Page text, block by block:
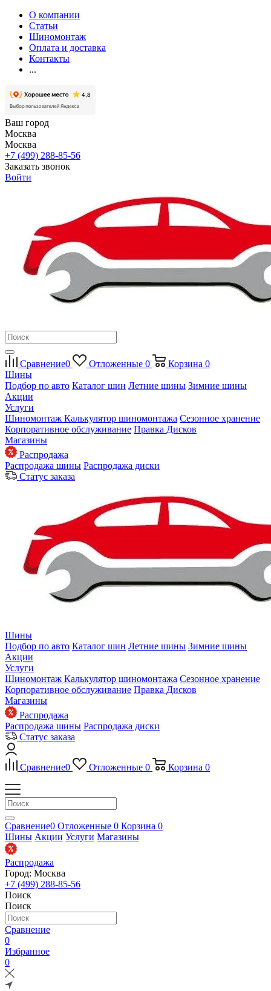
О компании
Статьи
Шиномонтаж
Оплата и доставка
Контакты
...
Ваш город
Москва
Москва
+7 (499) 288-85-56
Заказать звонок
Войти
Сравнение0 Отложенные 0 Корзина 0
Шины
Подбор по авто Каталог шин Летние шины Зимние шины
Акции
Услуги
Шиномонтаж Калькулятор шиномонтажа Сезонное хранение
Корпоративное обслуживание Правка Дисков
Магазины
Распродажа
Распродажа шины Распродажа диски
Статус заказа
Шины
Подбор по авто Каталог шин Летние шины Зимние шины
Акции
Услуги
Шиномонтаж Калькулятор шиномонтажа Сезонное хранение
Корпоративное обслуживание Правка Дисков
Магазины
Распродажа
Распродажа шины Распродажа диски
Статус заказа
Сравнение0 Отложенные 0 Корзина 0
Сравнение0 Отложенные 0 Корзина 0
Шины Акции Услуги Магазины
Распродажа
Город: Москва
+7 (499) 288-85-56
Поиск
Поиск
Сравнение
0
Избранное
0